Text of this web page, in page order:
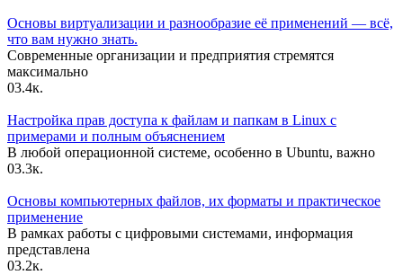
Основы виртуализации и разнообразие её применений — всё,
что вам нужно знать.
Современные организации и предприятия стремятся
максимально
03.4к.
Настройка прав доступа к файлам и папкам в Linux с
примерами и полным объяснением
В любой операционной системе, особенно в Ubuntu, важно
03.3к.
Основы компьютерных файлов, их форматы и практическое
применение
В рамках работы с цифровыми системами, информация
представлена
03.2к.